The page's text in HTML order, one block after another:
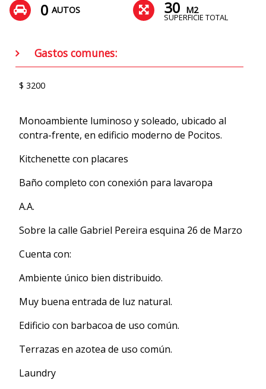
0 AUTOS 30 M2
SUPERFICIE TOTAL
Gastos comunes:
$ 3200
Monoambiente luminoso y soleado, ubicado al
contra-frente, en edificio moderno de Pocitos.
Kitchenette con placares
Baño completo con conexión para lavaropa
A.A.
Sobre la calle Gabriel Pereira esquina 26 de Marzo
Cuenta con:
Ambiente único bien distribuido.
Muy buena entrada de luz natural.
Edificio con barbacoa de uso común.
Terrazas en azotea de uso común.
Laundry